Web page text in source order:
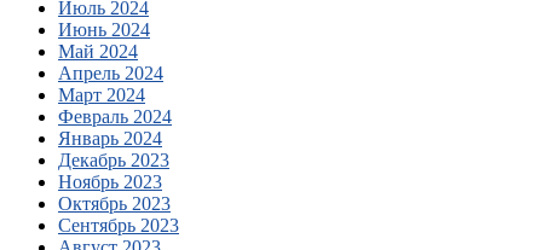
Июль 2024
Июнь 2024
Май 2024
Апрель 2024
Март 2024
Февраль 2024
Январь 2024
Декабрь 2023
Ноябрь 2023
Октябрь 2023
Сентябрь 2023